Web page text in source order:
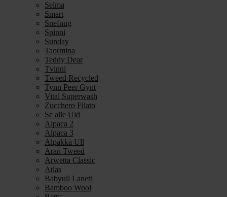
Selma
Smart
Snefnug
Spinni
Sunday
Taormina
Teddy Dear
Tvinni
Tweed Recycled
Tynn Peer Gynt
Vital Superwash
Zucchero Filato
Se alle Uld
Alpaca 2
Alpaca 3
Alpakka Ull
Aran Tweed
Arwetta Classic
Atlas
Babyull Lanett
Bamboo Wool